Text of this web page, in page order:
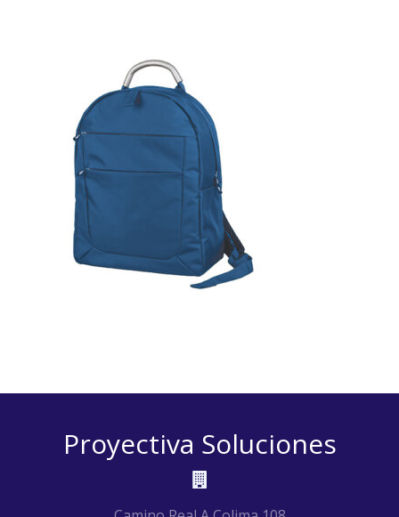
Proyectiva Soluciones